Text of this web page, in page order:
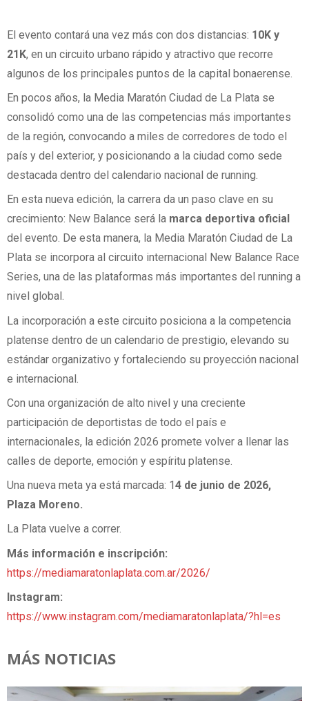
El evento contará una vez más con dos distancias: 10K y
21K, en un circuito urbano rápido y atractivo que recorre
algunos de los principales puntos de la capital bonaerense.
En pocos años, la Media Maratón Ciudad de La Plata se
consolidó como una de las competencias más importantes
de la región, convocando a miles de corredores de todo el
país y del exterior, y posicionando a la ciudad como sede
destacada dentro del calendario nacional de running.
En esta nueva edición, la carrera da un paso clave en su
crecimiento: New Balance será la marca deportiva oficial
del evento. De esta manera, la Media Maratón Ciudad de La
Plata se incorpora al circuito internacional New Balance Race
Series, una de las plataformas más importantes del running a
nivel global.
La incorporación a este circuito posiciona a la competencia
platense dentro de un calendario de prestigio, elevando su
estándar organizativo y fortaleciendo su proyección nacional
e internacional.
Con una organización de alto nivel y una creciente
participación de deportistas de todo el país e
internacionales, la edición 2026 promete volver a llenar las
calles de deporte, emoción y espíritu platense.
Una nueva meta ya está marcada: 14 de junio de 2026,
Plaza Moreno.
La Plata vuelve a correr.
Más información e inscripción:
https://mediamaratonlaplata.com.ar/2026/
Instagram:
https://www.instagram.com/mediamaratonlaplata/?hl=es
MÁS NOTICIAS